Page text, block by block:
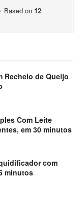
Based on 12
Recheio de Queijo
Com Leite
em 30 minutos
com
minutos